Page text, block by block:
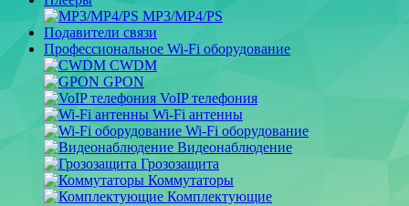
MP3/MP4/PS
Подавители связи
Профессиональное Wi-Fi оборудование
CWDM
GPON
VoIP телефония
Wi-Fi антенны
Wi-Fi оборудование
Видеонаблюдение
Грозозащита
Коммутаторы
Комплектующие